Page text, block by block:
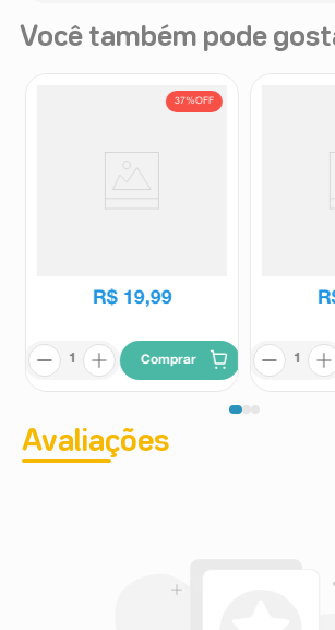
Você também pode
37%OFF
R$ 19,99
Comprar
Avaliações